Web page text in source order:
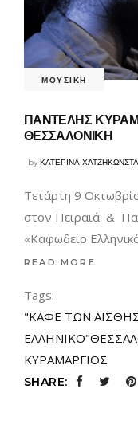
ΜΟΥΣΙΚΗ
ΠΑΝΤΕΛΗΣ
ΘΕΣΣΑΛΟΝΙΚΗ
byΚΑΤΕΡΙΝΑ
Τετάρτη 9
στον Πειραιά &
«Καφωδείο
READ MORE
Tags:
"ΚΑΦΕ ΤΩΝ
ΚΥΡΑΜΑΡΓΙΟΣ
SHARE: